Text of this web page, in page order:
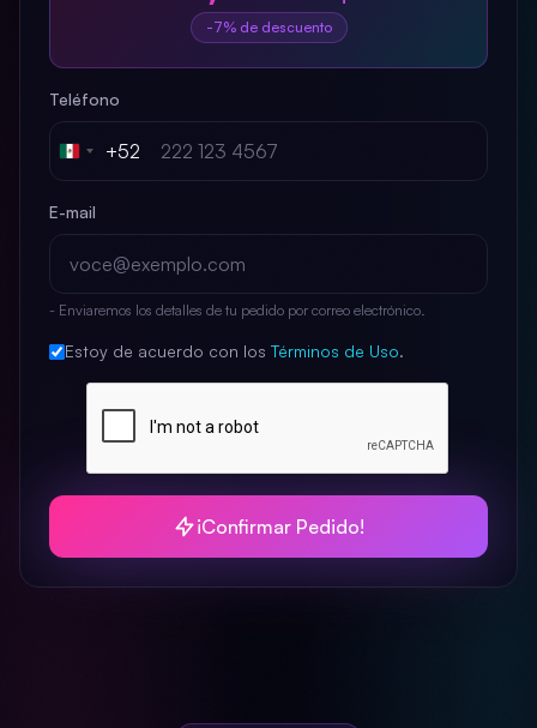
-7% de descuento
Teléfono
Mexico
+52
E-mail
- Enviaremos los detalles de tu pedido por correo electrónico.
Estoy de acuerdo con los Términos de Uso.
¡Confirmar Pedido!